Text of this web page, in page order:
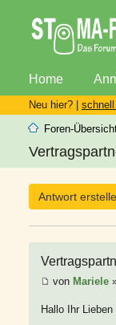
Home
Neu hier? |
Foren-
Antwort
von Mariele
Hallo Ihr Lieben